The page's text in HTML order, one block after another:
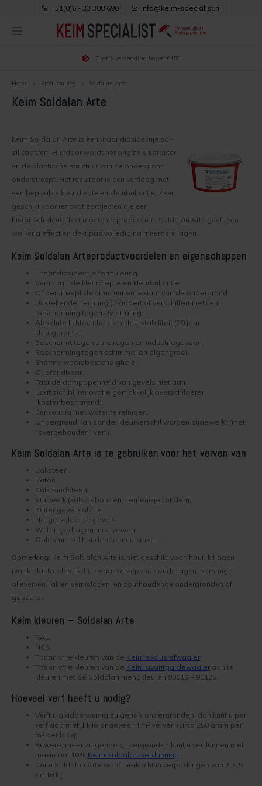
Hoofdmenu / keim verf kopen
Hoofdmenu / adviezen
Buitenmuur verven
Buitenmuur voorbereiden
Werkwijze buitenmuur verven
Binnenmuur verven
Binnenmuur voorbereiden
Werkwijze binnenmuur verven
Keim mineraalverf
Bakstenen muur verven
Beton muur verven
Gestucte muur verven
Spachtelputz verven
Gipsplaten verven
Plafond verven
Hout binnen verven
Kelder verven
Kaleien
Keim gevelverf
Keimen
Keim kalkverf
Wat is afwasbare muurverf
Muur Impregneren
Onderhoud bij Keim verf
Spuiten van Keim verf
Hoofdmenu / kleuren
Keim binnenmuur kleuren
Binnenmuur kleur kiezen
kleur trends
Uitleg over Keim kleuren
Keim Exclusiv
Keim Avantgarde
Keim Kleurenwaaier RAL
Keim Edition Historisch
Keim Natuursteen
Keim Optil Monochrome
Keim Soldalan Monochrome
Keim Soldalan kleuren
Keim Innostar kleuren
Concreton Black betonverf
Hoofdmenu / productuitleg
Soldalan ME
Soldalan Verdunning
Royalan
Royalan Verdunning
Innostar
Uni-Kalei
Athenit-Lucente
Block-Primer
Concreton-C
Concreton-Lasur
Contact-Plus
Concreton-W
Design Lasur
Eco-paint-Stripper
Fixatief
Lignosil Color
Lignosil HRP
Lignosil Inco
Lignosil Inco DL
Hoofdmenu / toepassingen
Keim Binnenmuurverf
Keim Buitenmuurverf
Keim Houtverf
Hoofdmenu / klantenservice
Bestellen
Bezorgen
Veilig Betalen
Keurmerken
Privacy, Cookies e.d.
Vragen over het Kopen
Veel Gestelde Vragen
Reclameren
Uitvoering
Keim en Duurzaamheid
Hoofdmenu / projecten
Bakstenen buitenmuur verven
Gevel renovatie
Keimen nieuwbouw woning
Dampopen afwerken na isoleren spouwmuur
Gestucte buitenmuur verven
Hoofdmenu / downloads
Brochures
Veiligheidsbladen
Kleurenwaaiers
+31(0)6 - 33 308 690 info@keim-specialist.nl
Gratis verzending boven €150
Home Productuitleg Soldalan Arte
Keim Soldalan Arte
Keim Soldalan Arte is een titaandioxidevrije sol-
silicaatverf. Hierdoor wordt het originele karakter
en de plastische structuur van de ondergrond
onderstreept. Het resultaat is een verflaag met
een bepaalde kleurdiepte en kleurbriljantie. Zeer
geschikt voor renovatieprojecten die een
historisch kleureffect moeten reproduceren. Soldalan Arte geeft een
wolkerig effect en dekt pas volledig na meerdere lagen.
Keim Soldalan Arteproductvoordelen en eigenschappen
Titaandioxidevrije formulering.
Verhoogd de kleurdiepte en kleurbriljantie.
Onderstreept de structuur en textuur van de ondergrond.
Uitstekende hechting (bladdert of verschilfert niet) en
bescherming tegen Uv-straling.
Absolute lichtechtheid en kleurstabiliteit (20 jaar
kleurgarantie).
Beschermt tegen zure regen en industriegassen.
Bescherming tegen schimmel en algengroei.
Enorme weersbestendigheid.
Onbrandbaar.
Tast de dampopenheid van gevels niet aan.
Laat zich bij renovatie gemakkelijk overschilderen
(kostenbesparend).
Eenvoudig met water te reinigen.
Ondergrond kan zonder kleurverschil worden bijgewerkt (met
“overgehouden” verf).
Keim Soldalan Arte is te gebruiken voor het verven van
Baksteen.
Beton.
Kalkzandsteen.
Stucwerk (kalk gebonden, cementgebonden).
Buitengevelisolatie.
Na-geïsoleerde gevels.
Water-gedragen muurverven.
Oplosmiddel houdende muurverven.
Opmerking: Keim Soldalan Arte is niet geschikt voor: hout, kitlagen
(vaak plasto-elastisch), zwaar verzepende oude lagen, sommige
olieverven, lak en vernislagen, en zouthoudende ondergronden of
gasbeton.
Keim kleuren – Soldalan Arte
RAL.
NCS.
Titaan vrije kleuren van de Keim exclusiefwaaier.
Titaan vrije kleuren van de Keim avantgardewaaier aan te
kleuren met de Soldalan mengkleuren 9001S – 9012S.
Hoeveel verf heeft u nodig?
Verft u gladde weinig zuigende ondergronden, dan kunt u per
verflaag met 1 kilo ongeveer 4 m² verven (circa 250 gram per
m² per laag).
Ruwere, meer zuigende ondergronden kunt u verdunnen met
maximaal 10% Keim Soldalan-verdunning.
Keim Soldalan Arte wordt verkocht in verpakkingen van 2,5 ,5
en 18 kg.